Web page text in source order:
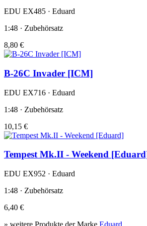
EDU EX485 · Eduard
1:48 · Zubehörsatz
8,80 €
B-26C Invader [ICM]
EDU EX716 · Eduard
1:48 · Zubehörsatz
10,15 €
Tempest Mk.II - Weekend
EDU EX952 · Eduard
1:48 · Zubehörsatz
6,40 €
» weitere Produkte der Marke Eduard